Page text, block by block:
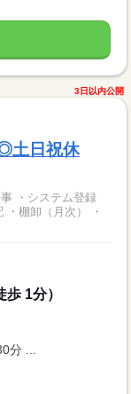
3日以内公開
土日祝休
録
・棚卸（月次） ・
1分）
分 ...